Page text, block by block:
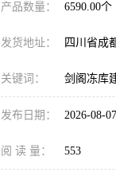
产品数量： 6590.00个
发货地址： 四川省成
关键词： 剑阁冻库
发布日期： 2026-08-07
阅 读 量： 553